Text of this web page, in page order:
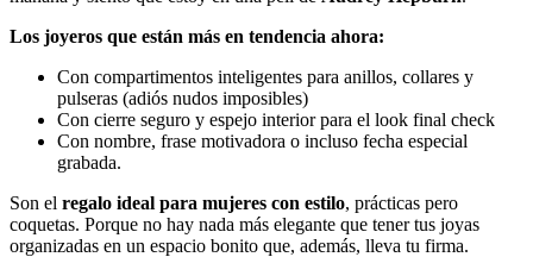
Los joyeros que están más en tendencia ahora:
Con compartimentos inteligentes para anillos, collares y
pulseras (adiós nudos imposibles)
Con cierre seguro y espejo interior para el look final check
Con nombre, frase motivadora o incluso fecha especial
grabada.
Son el regalo ideal para mujeres con estilo, prácticas pero
coquetas. Porque no hay nada más elegante que tener tus joyas
organizadas en un espacio bonito que, además, lleva tu firma.